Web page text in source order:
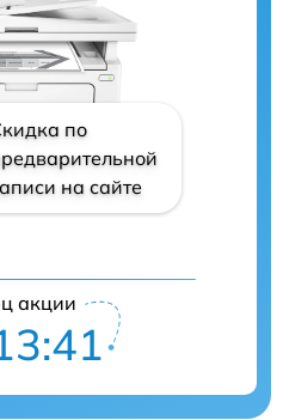
по
на сайте
акции